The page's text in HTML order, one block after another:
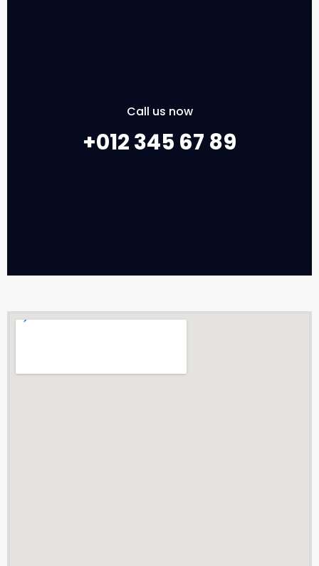
Call us now
+012 345 67 89